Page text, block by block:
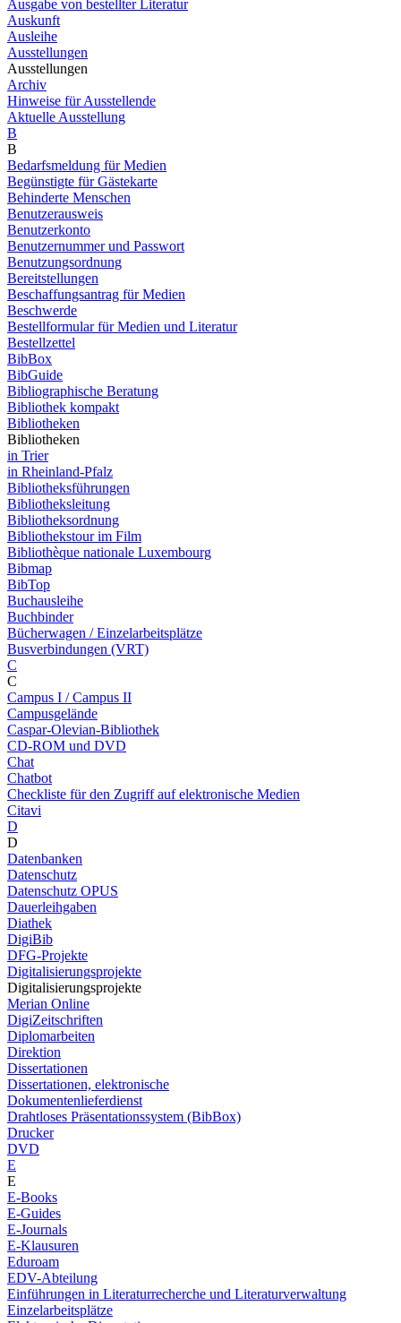
Ausgabe von bestellter Literatur
Auskunft
Ausleihe
Ausstellungen
Ausstellungen
Archiv
Hinweise für Ausstellende
Aktuelle Ausstellung
B
B
Bedarfsmeldung für Medien
Begünstigte für Gästekarte
Behinderte Menschen
Benutzerausweis
Benutzerkonto
Benutzernummer und Passwort
Benutzungsordnung
Bereitstellungen
Beschaffungsantrag für Medien
Beschwerde
Bestellformular für Medien und Literatur
Bestellzettel
BibBox
BibGuide
Bibliographische Beratung
Bibliothek kompakt
Bibliotheken
Bibliotheken
in Trier
in Rheinland-Pfalz
Bibliotheksführungen
Bibliotheksleitung
Bibliotheksordnung
Bibliothekstour im Film
Bibliothèque nationale Luxembourg
Bibmap
BibTop
Buchausleihe
Buchbinder
Bücherwagen / Einzelarbeitsplätze
Busverbindungen (VRT)
C
C
Campus I / Campus II
Campusgelände
Caspar-Olevian-Bibliothek
CD-ROM und DVD
Chat
Chatbot
Checkliste für den Zugriff auf elektronische Medien
Citavi
D
D
Datenbanken
Datenschutz
Datenschutz OPUS
Dauerleihgaben
Diathek
DigiBib
DFG-Projekte
Digitalisierungsprojekte
Digitalisierungsprojekte
Merian Online
DigiZeitschriften
Diplomarbeiten
Direktion
Dissertationen
Dissertationen, elektronische
Dokumentenlieferdienst
Drahtloses Präsentationssystem (BibBox)
Drucker
DVD
E
E
E-Books
E-Guides
E-Journals
E-Klausuren
Eduroam
EDV-Abteilung
Einführungen in Literaturrecherche und Literaturverwaltung
Einzelarbeitsplätze